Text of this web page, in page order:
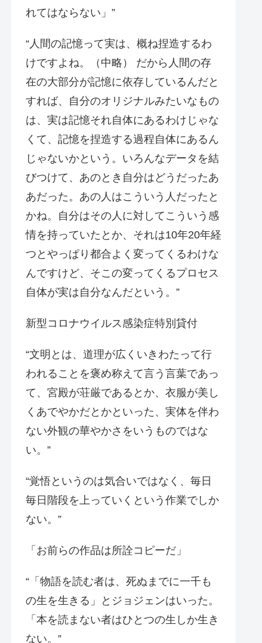
れてはならない」”
“人間の記憶って実は、概ね捏造するわ
けですよね。（中略） だから人間の存
在の大部分が記憶に依存しているんだと
すれば、自分のオリジナルみたいなもの
は、実は記憶それ自体にあるわけじゃな
くて、記憶を捏造する過程自体にあるん
じゃないかという。いろんなデータを結
びつけて、あのとき自分はどうだったあ
あだった。あの人はこういう人だったと
かね。自分はその人に対してこういう感
情を持っていたとか、それは10年20年経
つとやっぱり都合よく変ってくるわけな
んですけど、そこの変ってくるプロセス
自体が実は自分なんだという。”
新型コロナウイルス感染症特別貸付
“文明とは、道理が広くいきわたって行
われることを褒め称えて言う言葉であっ
て、宮殿が荘厳であるとか、衣服が美し
くあでやかだとかといった、実体を伴わ
ない外観の華やかさをいうものではな
い。”
“覚悟というのは気合いではなく、毎日
毎日階段を上っていくという作業でしか
ない。”
「お前らの作品は所詮コピーだ」
“「物語を読む者は、死ぬまでに一千も
の生を生きる」とジョジェンはいった。
「本を読まない者はひとつの生しか生き
ない。”